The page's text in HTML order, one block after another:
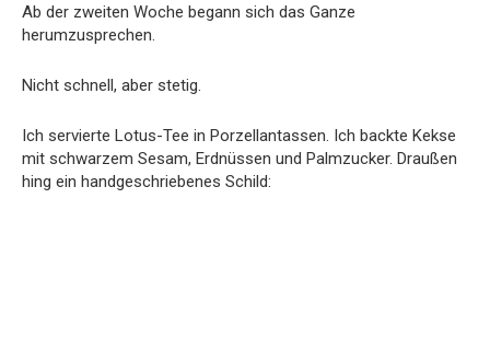
Ab der zweiten Woche begann sich das Ganze
herumzusprechen.
Nicht schnell, aber stetig.
Ich servierte Lotus-Tee in Porzellantassen. Ich backte Kekse
mit schwarzem Sesam, Erdnüssen und Palmzucker. Draußen
hing ein handgeschriebenes Schild: